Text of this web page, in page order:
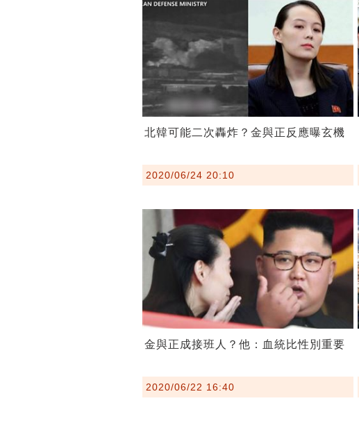
北韓可能二次轟炸？金與正反應曝玄機
2020/06/24 20:10
金與正成接班人？他：血統比性別重要
2020/06/22 16:40